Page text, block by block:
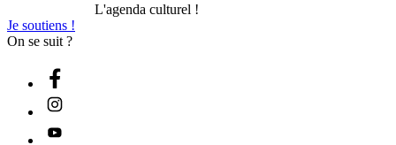
L'agenda culturel !
Je soutiens !
On se suit ?